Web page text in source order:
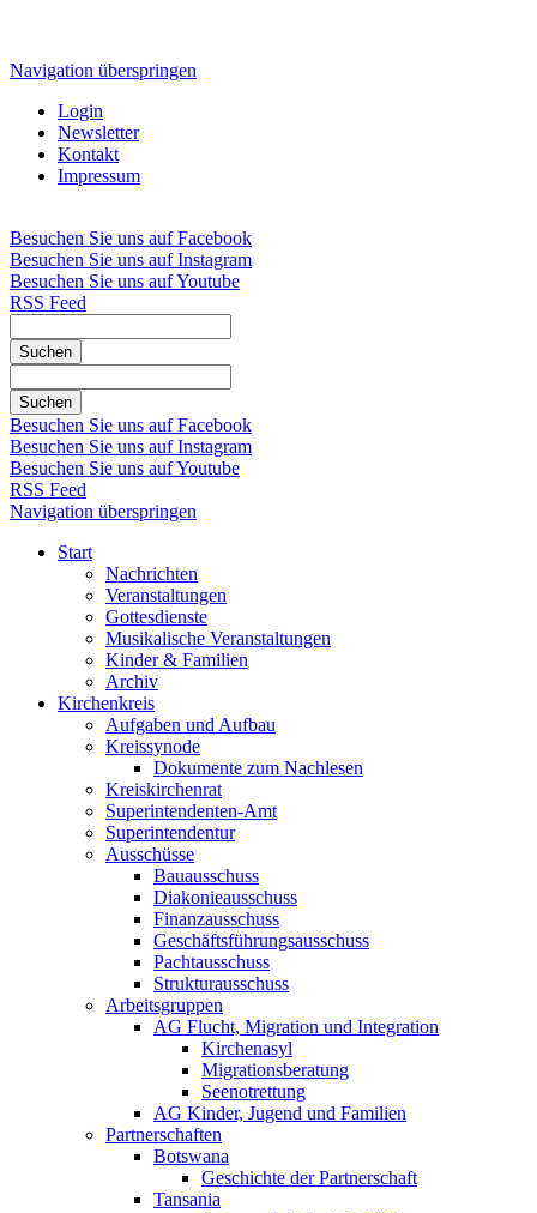
Navigation überspringen
Login
Newsletter
Kontakt
Impressum
Besuchen Sie uns auf Facebook
Besuchen Sie uns auf Instagram
Besuchen Sie uns auf Youtube
RSS Feed
Suchen
Suchen
Besuchen Sie uns auf Facebook
Besuchen Sie uns auf Instagram
Besuchen Sie uns auf Youtube
RSS Feed
Navigation überspringen
Start
Nachrichten
Veranstaltungen
Gottesdienste
Musikalische Veranstaltungen
Kinder & Familien
Archiv
Kirchenkreis
Aufgaben und Aufbau
Kreissynode
Dokumente zum Nachlesen
Kreiskirchenrat
Superintendenten-Amt
Superintendentur
Ausschüsse
Bauausschuss
Diakonieausschuss
Finanzausschuss
Geschäftsführungsausschuss
Pachtausschuss
Strukturausschuss
Arbeitsgruppen
AG Flucht, Migration und Integration
Kirchenasyl
Migrationsberatung
Seenotrettung
AG Kinder, Jugend und Familien
Partnerschaften
Botswana
Geschichte der Partnerschaft
Tansania